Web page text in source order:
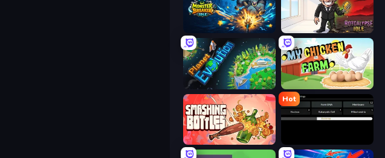
Monster Breaker Idle Rotcalypse: Idle Incremental
Planet Evolution: Idle Clicker My Chicken Farm
Smashing Bottles
Hot